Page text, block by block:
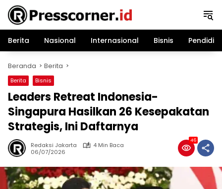
Langsung
konten
Berita
Nasional Internasional Bisnis
Beranda Berita
Berita Bisnis
Leaders Retreat Indonesia-
Singapura Hasilkan 26 Kesepakatan
Strategis, Ini Daftarnya
Redaksi Jakarta
4 Min Baca
06/07/2026
46